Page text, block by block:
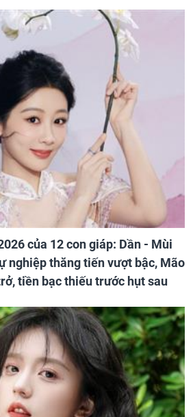
của 12 con giáp: Dần - Mùi
nghiệp thăng tiến vượt bậc, Mão
tiền bạc thiếu trước hụt sau